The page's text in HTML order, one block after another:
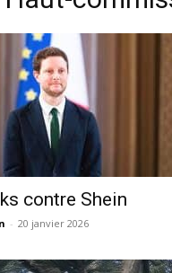
contre Shein
- 20 janvier 2026